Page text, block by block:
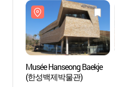
Musée Hanseong Baekje
(한성백제박물관)